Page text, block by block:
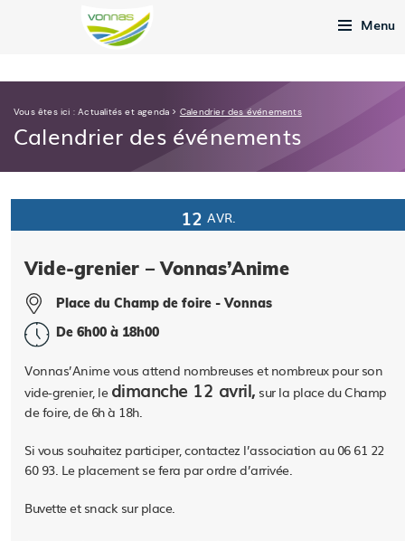
Menu
Vous êtes ici :Actualités et agenda > Calendrier des événements
Calendrier des événements
12 AVR.
Vide-grenier – Vonnas’Anime
Place du Champ de foire - Vonnas
De 6h00 à 18h00
Vonnas’Anime vous attend nombreuses et nombreux pour son
vide-grenier, le dimanche 12 avril, sur la place du Champ
de foire, de 6h à 18h.
Si vous souhaitez participer, contactez l’association au 06 61 22
60 93. Le placement se fera par ordre d’arrivée.
Buvette et snack sur place.